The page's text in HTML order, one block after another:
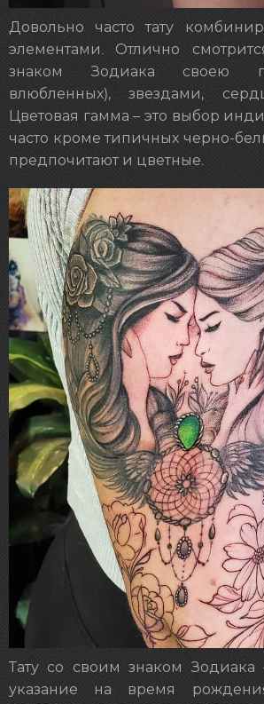
Довольно часто тату
элементами. Отлично
знаком Зодиака своею
влюбленных), звездами,
Цветовая гамма – это выбор
часто кроме типичных черно-
предпочитают и цветные.
Тату со своим знаком Зодиака
указание на время